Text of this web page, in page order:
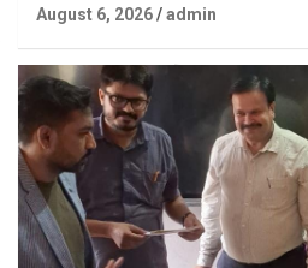
August 6, 2026 admin